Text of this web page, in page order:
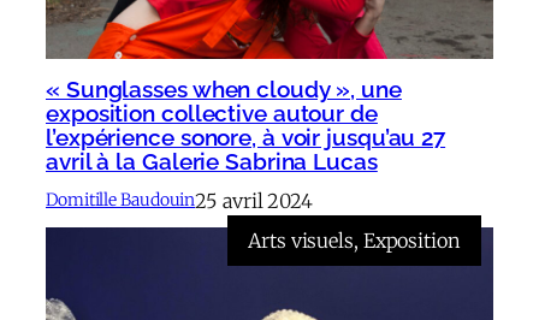
« Sunglasses when cloudy », une
exposition collective autour de
l’expérience sonore, à voir jusqu’au 27
avril à la Galerie Sabrina Lucas
Domitille Baudouin25 avril 2024
Arts visuels, Exposition